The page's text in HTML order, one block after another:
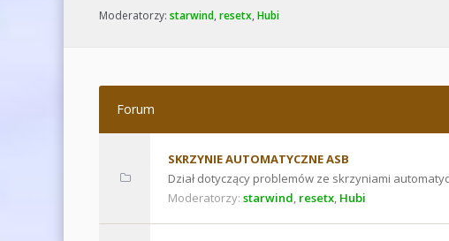
Moderatorzy: starwind, resetx, Hubi
Forum
SKRZYNIE AUTOMATYCZNE ASB
Dział dotyczący problemów ze skrzyniami
Moderatorzy: starwind, resetx, Hubi